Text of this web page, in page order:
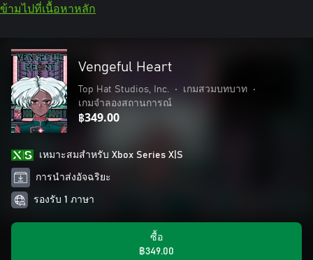
ข้ามไปที่เนื้อหาหลัก
Vengeful Heart
Top Hat Studios, Inc. • เกมสวมบทบาท
•
เกมจำลองสถานการณ์
฿349.00
เหมาะสมสําหรับ Xbox Series X|S
การนำส่งอัจฉริยะ
รองรับ 1 ภาษา
ซื้อ
฿349.00